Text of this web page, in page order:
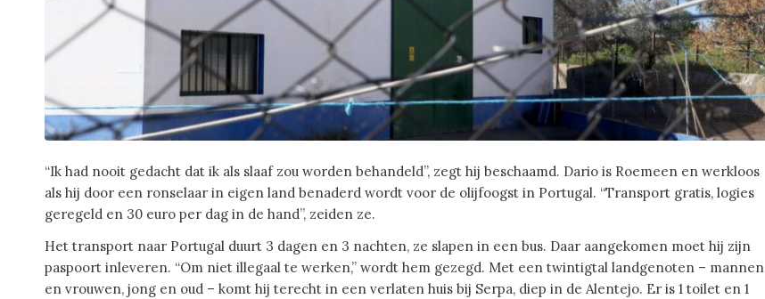
“Ik had nooit gedacht dat ik als slaaf zou worden behandeld”, zegt hij beschaamd. Dario is Roemeen en werkloos
als hij door een ronselaar in eigen land benaderd wordt voor de olijfoogst in Portugal. “Transport gratis, logies
geregeld en 30 euro per dag in de hand”, zeiden ze.
Het transport naar Portugal duurt 3 dagen en 3 nachten, ze slapen in een bus. Daar aangekomen moet hij zijn
paspoort inleveren. “Om niet illegaal te werken,” wordt hem gezegd. Met een twintigtal landgenoten – mannen
en vrouwen, jong en oud – komt hij terecht in een verlaten huis bij Serpa, diep in de Alentejo. Er is 1 toilet en 1